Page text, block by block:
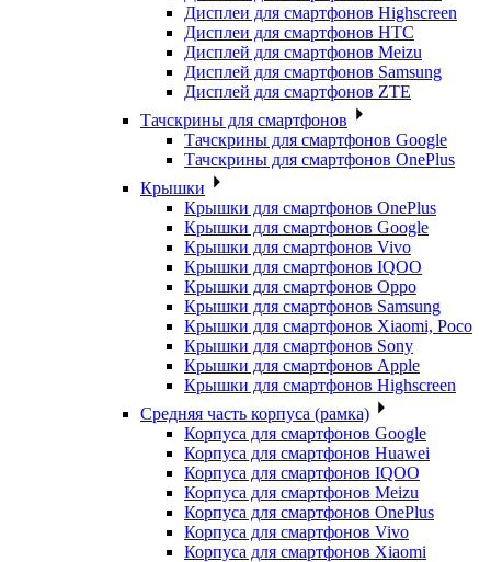
Дисплеи для смартфонов Highscreen
Дисплеи для смартфонов HTC
Дисплей для смартфонов Meizu
Дисплей для смартфонов Samsung
Дисплей для смартфонов ZTE
Тачскрины для смартфонов
Тачскрины для смартфонов Google
Тачскрины для смартфонов OnePlus
Крышки
Крышки для смартфонов OnePlus
Крышки для смартфонов Google
Крышки для смартфонов Vivo
Крышки для смартфонов IQOO
Крышки для смартфонов Oppo
Крышки для смартфонов Samsung
Крышки для смартфонов Xiaomi, Poco
Крышки для смартфонов Sony
Крышки для смартфонов Apple
Крышки для смартфонов Highscreen
Средняя часть корпуса (рамка)
Корпуса для смартфонов Google
Корпуса для смартфонов Huawei
Корпуса для смартфонов IQOO
Корпуса для смартфонов Meizu
Корпуса для смартфонов OnePlus
Корпуса для смартфонов Vivo
Корпуса для смартфонов Xiaomi